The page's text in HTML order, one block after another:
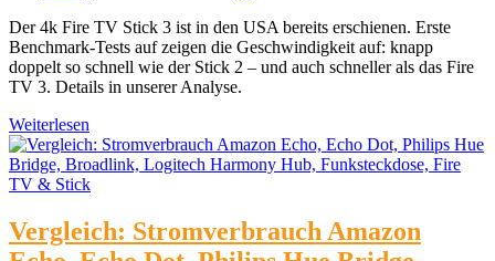
Der 4k Fire TV Stick 3 ist in den USA bereits erschienen. Erste
Benchmark-Tests auf zeigen die Geschwindigkeit auf: knapp
doppelt so schnell wie der Stick 2 – und auch schneller als das Fire
TV 3. Details in unserer Analyse.
Weiterlesen
Vergleich: Stromverbrauch Amazon